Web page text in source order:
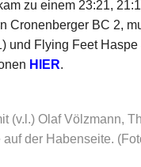
zu einem 23:21,
Cronenberger BC 2,
und Flying Feet
HIER.
(v.l.) Olaf Völzmann,
auf der Habenseite.